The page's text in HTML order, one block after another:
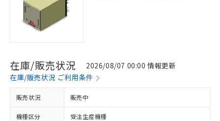
在庫/販売状況
2026/08/07 00:00 情報更新
在庫/販売状況 ご利用条件
販売状況 販売中
機種区分 受注生産機種